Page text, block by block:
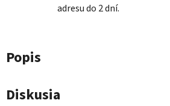
adresu do 2 dní.
Popis
Diskusia